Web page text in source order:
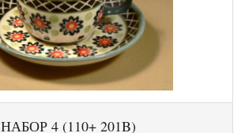
НАБОР 4 (110+ 201B)